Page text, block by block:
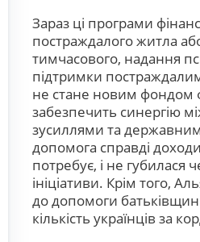
Зараз ці програми
постраждалого житла
тимчасового, надання
підтримки
не стане новим фондом
забезпечить синергію
зусиллями та
допомога справді
потребує, і не губилася
ініціативи. Крім того,
до допомоги
кількість українців за